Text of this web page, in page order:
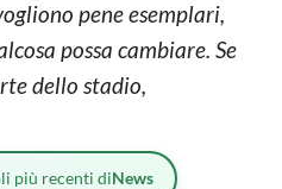
pene esemplari,
possa cambiare. Se
dello stadio,
più recenti diNews